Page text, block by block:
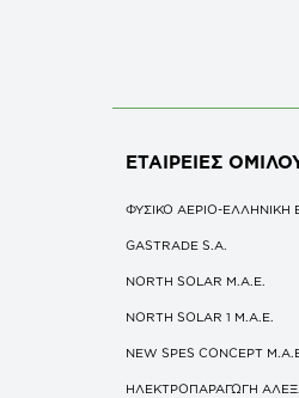
ΕΤΑΙΡΕΙΕΣ
ΦΥΣΙΚΟ ΑΕΡΙΟ-ΕΛΛΗΝΙΚΗ
GASTRADE S.A.
NORTH SOLAR M.Α.Ε.
NORTH SOLAR 1 M.Α.Ε.
NEW SPES CONCEPT
ΗΛΕΚΤΡΟΠΑΡΑΓΩΓΗ